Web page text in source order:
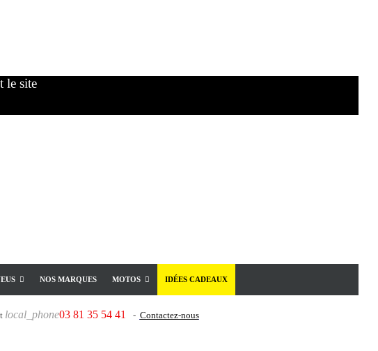
le site
NOS MARQUES MOTOS IDÉES CADEAUX
local_phone03 81 35 54 41 - Contactez-nous